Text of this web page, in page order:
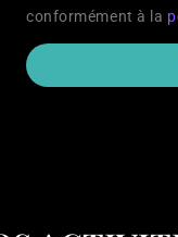
conformément à la